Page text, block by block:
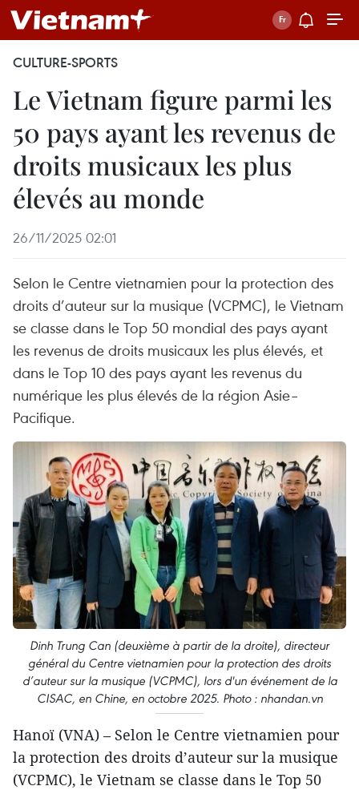
CULTURE-SPORTS
Le Vietnam figure parmi les
50 pays ayant les revenus de
droits musicaux les plus
élevés au monde
26/11/2025 02:01
Selon le Centre vietnamien pour la protection des
droits d’auteur sur la musique (VCPMC), le Vietnam
se classe dans le Top 50 mondial des pays ayant
les revenus de droits musicaux les plus élevés, et
dans le Top 10 des pays ayant les revenus du
numérique les plus élevés de la région Asie–
Pacifique.
Dinh Trung Can (deuxième à partir de la droite), directeur
général du Centre vietnamien pour la protection des droits
d’auteur sur la musique (VCPMC), lors d'un événement de la
CISAC, en Chine, en octobre 2025. Photo : nhandan.vn
Hanoï (VNA) – Selon le Centre vietnamien pour
la protection des droits d’auteur sur la musique
(VCPMC), le Vietnam se classe dans le Top 50